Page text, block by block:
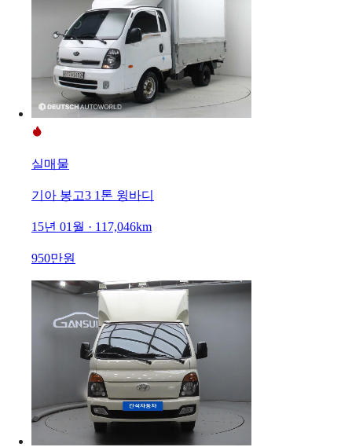
실매물
기아 봉고3 1톤 윙바디
15년 01월 · 117,046km
950만원